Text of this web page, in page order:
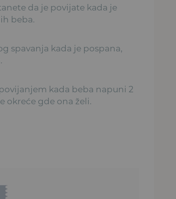
da je povijate kada je
beba.
spavanja kada je pospana,
kada beba napuni 2
okreće gde ona želi.